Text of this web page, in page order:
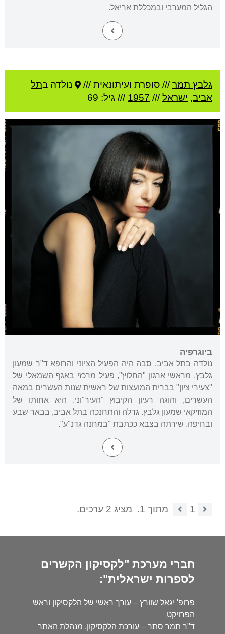
הגליל המערבי ובמכללת אריאל.
גלבץ תמר/// סופרת ועיתונאית /// נולדה בתל
אביב, ישראל///
1957 /// גיל: 69
ביוגרפיה
נולדה בתל אביב. סבה היה הפעיל הציוני והרופא ד"ר שמעון
גלבץ, מראשי ארגון "החלוץ", פעיל מרכזי באגף השמאלי של
"צעירי ציון" בברית המועצות של ראשית שנות העשרים במאה
העשרים, והוגה רעיון הקיבוץ "העיר"וני. היא אחותו של
המוזיקאי שמעון גלבץ. גדלה והתחנכה בתל אביב, בבאר שבע
ובחיפה. שירתה בצבא ככתבת "במחנה גדנ"ע".
1 מתוך 1. מציג 2 ערכים.
חברי מערכת "לקסיקון הקשרים
לספרות ישראלית":
פרופ' יגאל שוורץ – עורך ראשי של הלקסיקון וראש
הפרויקט
ד"ר תמר סתר – עורכת הלקסיקון, מנהלת האתר